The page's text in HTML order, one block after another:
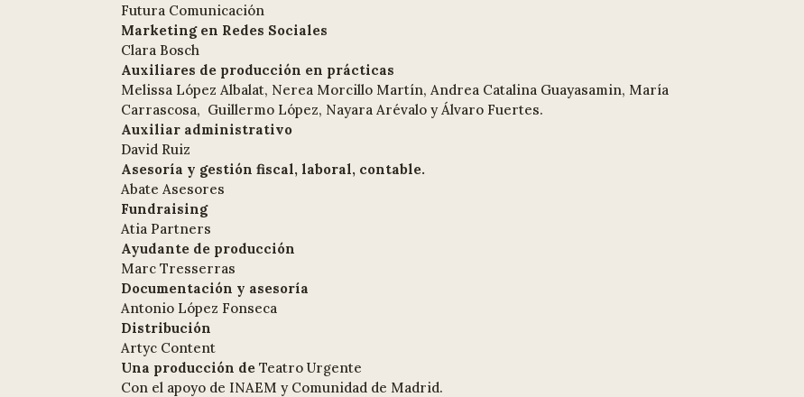
Futura Comunicación
Marketing en Redes Sociales
Clara Bosch
Auxiliares de producción en prácticas
Melissa López Albalat, Nerea Morcillo Martín, Andrea Catalina Guayasamin, María
Carrascosa, Guillermo López, Nayara Arévalo y Álvaro Fuertes.
Auxiliar administrativo
David Ruiz
Asesoría y gestión fiscal, laboral, contable.
Abate Asesores
Fundraising
Atia Partners
Ayudante de producción
Marc Tresserras
Documentación y asesoría
Antonio López Fonseca
Distribución
Artyc Content
Una producción deTeatro Urgente
Con el apoyo de INAEM y Comunidad de Madrid.